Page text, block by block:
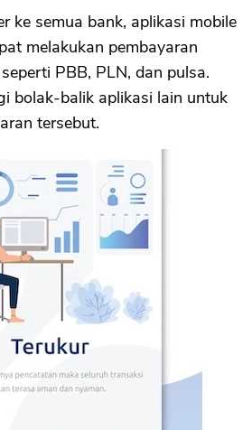
ke semua bank, aplikasi mobile
melakukan pembayaran
PBB, PLN, dan pulsa.
bolak-balik aplikasi lain untuk
tersebut.